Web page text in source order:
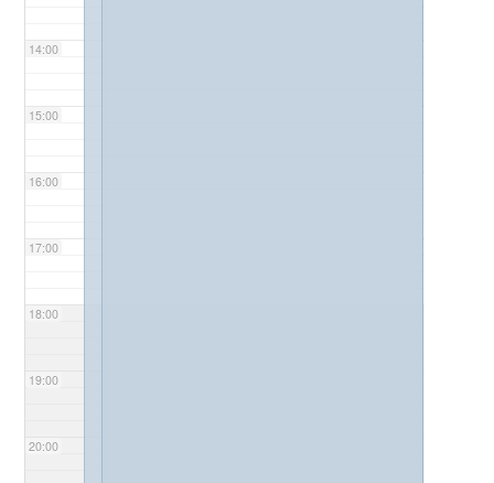
14:00
15:00
16:00
17:00
18:00
19:00
20:00